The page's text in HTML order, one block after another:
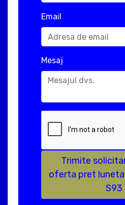
Email
Mesaj
Trimite
oferta pret luneta
S93